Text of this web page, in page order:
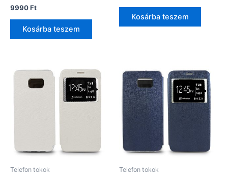
9990Ft
Kosárba teszem
Kosárba teszem
Telefon tokok Telefon tokok